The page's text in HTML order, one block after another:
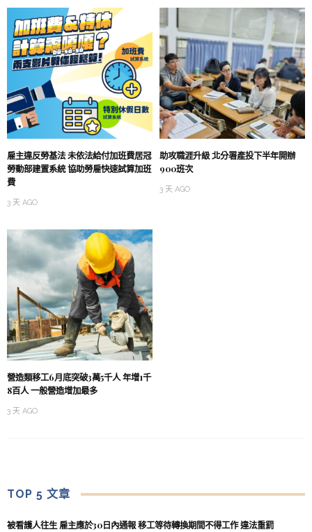
雇主違反勞基法 未依法給付加班費居冠
勞動部建置系統 協助勞雇快速試算加班
費
3 天 AGO
助攻職涯升級 北分署產投下半年開辦
900班次
3 天 AGO
營造類移工6月底突破3萬5千人 年增1千
8百人 一般營造增加最多
3 天 AGO
TOP 5 文章
被看護人往生 雇主應於30日內通報 移工等待轉換期間不得工作 違法重罰